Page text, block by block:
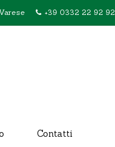
+39 0332 22 92 92
Contatti